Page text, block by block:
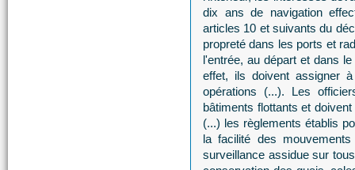
dix ans de navigation
articles 10 et suivants du
propreté dans les ports et
l'entrée, au départ et dans
effet, ils doivent assigner
opérations (...). Les
bâtiments flottants et
(...) les règlements établis
la facilité des
surveillance assidue sur